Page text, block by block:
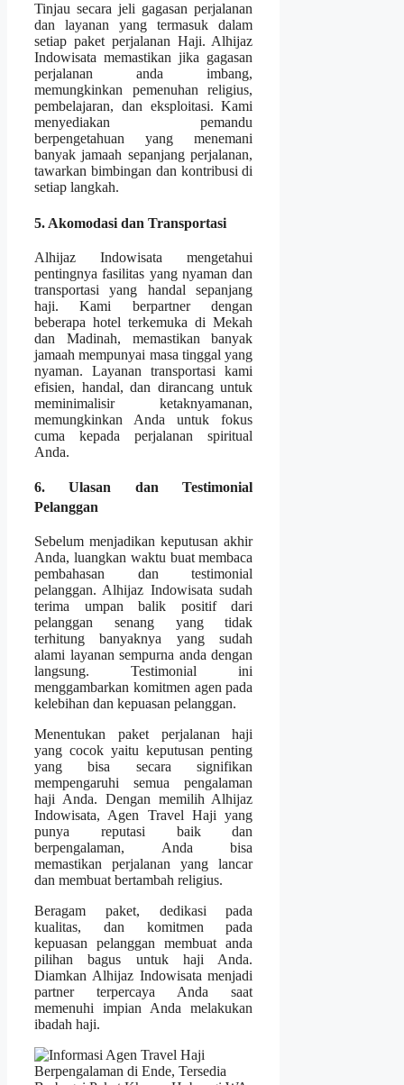
Tinjau secara jeli gagasan perjalanan
dan layanan yang termasuk dalam
setiap paket perjalanan Haji. Alhijaz
Indowisata memastikan jika gagasan
perjalanan anda imbang,
memungkinkan pemenuhan religius,
pembelajaran, dan eksploitasi. Kami
menyediakan pemandu
berpengetahuan yang menemani
banyak jamaah sepanjang perjalanan,
tawarkan bimbingan dan kontribusi di
setiap langkah.
5. Akomodasi dan Transportasi
Alhijaz Indowisata mengetahui
pentingnya fasilitas yang nyaman dan
transportasi yang handal sepanjang
haji. Kami berpartner dengan
beberapa hotel terkemuka di Mekah
dan Madinah, memastikan banyak
jamaah mempunyai masa tinggal yang
nyaman. Layanan transportasi kami
efisien, handal, dan dirancang untuk
meminimalisir ketaknyamanan,
memungkinkan Anda untuk fokus
cuma kepada perjalanan spiritual
Anda.
6. Ulasan dan Testimonial
Pelanggan
Sebelum menjadikan keputusan akhir
Anda, luangkan waktu buat membaca
pembahasan dan testimonial
pelanggan. Alhijaz Indowisata sudah
terima umpan balik positif dari
pelanggan senang yang tidak
terhitung banyaknya yang sudah
alami layanan sempurna anda dengan
langsung. Testimonial ini
menggambarkan komitmen agen pada
kelebihan dan kepuasan pelanggan.
Menentukan paket perjalanan haji
yang cocok yaitu keputusan penting
yang bisa secara signifikan
mempengaruhi semua pengalaman
haji Anda. Dengan memilih Alhijaz
Indowisata, Agen Travel Haji yang
punya reputasi baik dan
berpengalaman, Anda bisa
memastikan perjalanan yang lancar
dan membuat bertambah religius.
Beragam paket, dedikasi pada
kualitas, dan komitmen pada
kepuasan pelanggan membuat anda
pilihan bagus untuk haji Anda.
Diamkan Alhijaz Indowisata menjadi
partner terpercaya Anda saat
memenuhi impian Anda melakukan
ibadah haji.